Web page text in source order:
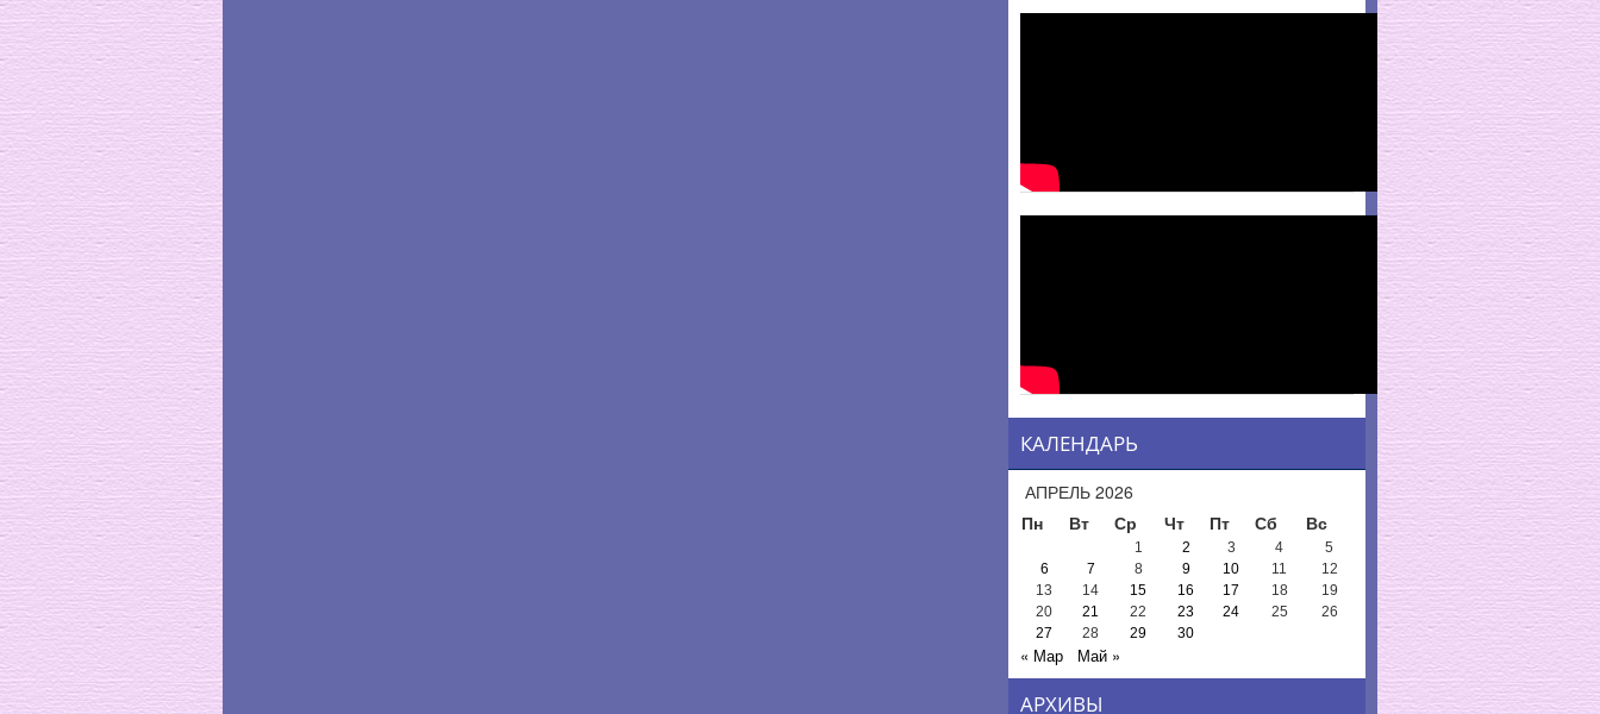
КАЛЕНДАРЬ
АПРЕЛЬ 2026
Пн
Вт Ср Чт Пт Сб Вс
1 2 3 4
5
6
7 8 9 10 11
12
13
14 15 16 17 18
19
20
21 22 23 24 25
26
27
28 29 30
« Мар Май »
АРХИВЫ